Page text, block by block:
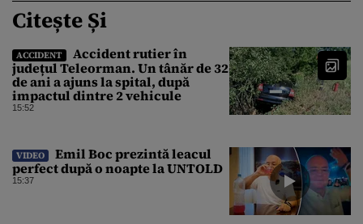
Citește Și
ACCIDENT
Accident rutier în
județul Teleorman. Un tânăr de 32
de ani a ajuns la spital, după
impactul dintre 2 vehicule
15:52
VIDEO
Emil Boc prezintă leacul
perfect după o noapte la UNTOLD
15:37